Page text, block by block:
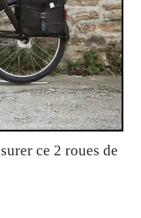
ce 2 roues de